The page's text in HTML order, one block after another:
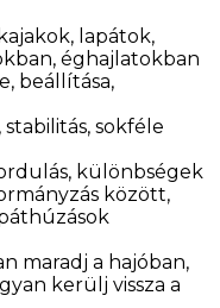
lapátok,
éghajlatokban
beállítása,
sokféle
különbségek
között,
maradj a hajóban,
kerülj vissza a